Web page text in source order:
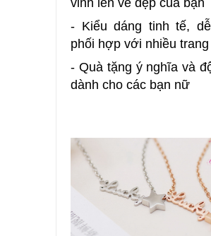
- Kiểu dáng tinh tế,
phối hợp với nhiều
- Quà tặng ý nghĩa và
dành cho các bạn nữ